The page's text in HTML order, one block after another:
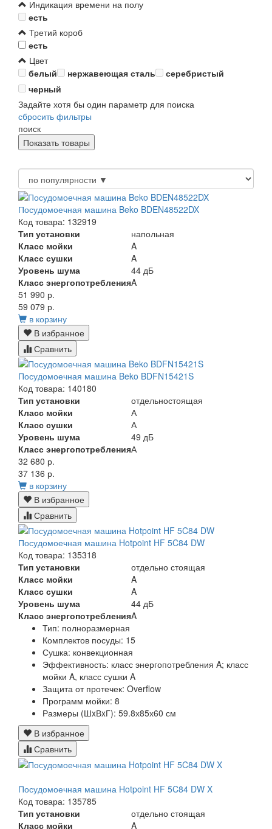
Индикация времени на полу
есть
Третий короб
есть
Цвет
белый
нержавеющая сталь
серебристый
черный
Задайте хотя бы один параметр для поиска
сбросить фильтры
поиск
Посудомоечная машина Beko BDEN48522DX
Код товара: 132919
Тип установки
напольная
Класс мойки
A
Класс сушки
A
Уровень шума
44 дБ
Класс энергопотребленияA
51 990 р.
59 079 р.
в корзину
В избранное
Сравнить
Посудомоечная машина Beko BDFN15421S
Код товара: 140180
Тип установки
отдельностоящая
Класс мойки
А
Класс сушки
А
Уровень шума
49 дБ
Класс энергопотребленияА
32 680 р.
37 136 р.
в корзину
В избранное
Сравнить
Посудомоечная машина Hotpoint HF 5C84 DW
Код товара: 135318
Тип установки
отдельно стоящая
Класс мойки
A
Класс сушки
A
Уровень шума
44 дБ
Класс энергопотребленияA
Тип: полноразмерная
Комплектов посуды: 15
Сушка: конвекционная
Эффективность: класс энергопотребления A; класс
мойки A, класс сушки A
Защита от протечек: Overflow
Программ мойки: 8
Размеры (ШxВxГ): 59.8х85х60 см
В избранное
Сравнить
Посудомоечная машина Hotpoint HF 5C84 DW X
Код товара: 135785
Тип установки
отдельно стоящая
Класс мойки
A